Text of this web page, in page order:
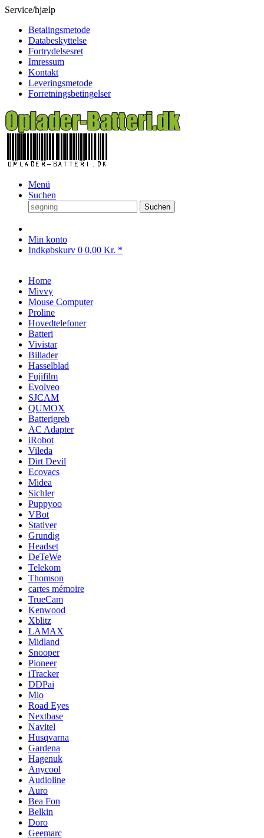
Service/hjælp
Betalingsmetode
Databeskyttelse
Fortrydelsesret
Imressum
Kontakt
Leveringsmetode
Forretningsbetingelser
Menü
Suchen
Suchen
Min konto
Indkøbskurv 0 0,00 Kr. *
Home
Mivvy
Mouse Computer
Proline
Hovedtelefoner
Batteri
Vivistar
Billader
Hasselblad
Fujifilm
Evolveo
SJCAM
QUMOX
Batterigreb
AC Adapter
iRobot
Vileda
Dirt Devil
Ecovacs
Midea
Sichler
Puppyoo
VBot
Stativer
Grundig
Headset
DeTeWe
Telekom
Thomson
cartes mémoire
TrueCam
Kenwood
Xblitz
LAMAX
Midland
Snooper
Pioneer
iTracker
DDPai
Mio
Road Eyes
Nextbase
Navitel
Husqvarna
Gardena
Hagenuk
Anycool
Audioline
Auro
Bea Fon
Belkin
Doro
Geemarc